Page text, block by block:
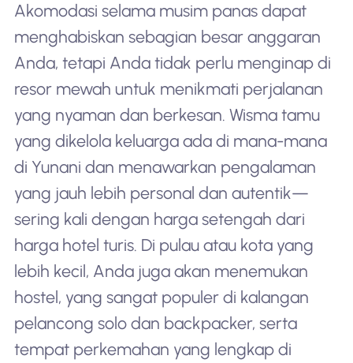
Akomodasi selama musim panas dapat
menghabiskan sebagian besar anggaran
Anda, tetapi Anda tidak perlu menginap di
resor mewah untuk menikmati perjalanan
yang nyaman dan berkesan. Wisma tamu
yang dikelola keluarga ada di mana-mana
di Yunani dan menawarkan pengalaman
yang jauh lebih personal dan autentik—
sering kali dengan harga setengah dari
harga hotel turis. Di pulau atau kota yang
lebih kecil, Anda juga akan menemukan
hostel, yang sangat populer di kalangan
pelancong solo dan backpacker, serta
tempat perkemahan yang lengkap di